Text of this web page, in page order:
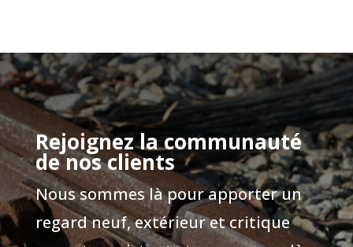
Rejoignez la communauté
de nos clients
Nous sommes là pour apporter un
regard neuf, extérieur et critique